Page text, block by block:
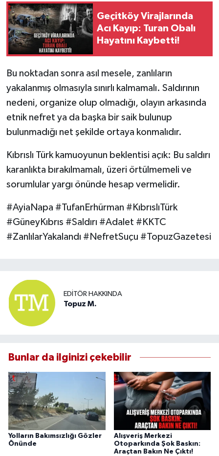
Geçitköy Virajlarında
Acı Kayıp: Turan Obalı
Hayatını Kaybetti!
Bu noktadan sonra asıl mesele, zanlıların
yakalanmış olmasıyla sınırlı kalmamalı. Saldırının
nedeni, organize olup olmadığı, olayın arkasında
etnik nefret ya da başka bir saik bulunup
bulunmadığı net şekilde ortaya konmalıdır.
Kıbrıslı Türk kamuoyunun beklentisi açık: Bu saldırı
karanlıkta bırakılmamalı, üzeri örtülmemeli ve
sorumlular yargı önünde hesap vermelidir.
#AyiaNapa #TufanErhürman #KıbrıslıTürk
#GüneyKıbrıs #Saldırı #Adalet #KKTC
#ZanlılarYakalandı #NefretSuçu #TopuzGazetesi
EDITÖR HAKKINDA
Topuz M.
Bunlar da ilginizi çekebilir
Yolların Bakımsızlığı Gözler
Önünde
Alışveriş Merkezi
Otoparkında Şok Baskın:
Araçtan Bakın Ne Çıktı!